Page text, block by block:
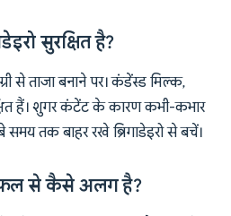
सुरक्षित है?
से ताजा बनाने पर। कंडेंस्ड मिल्क,
हैं। शुगर कंटेंट के कारण कभी-कभार
तक बाहर रखे ब्रिगाडेइरो से बचें।
से कैसे अलग है?